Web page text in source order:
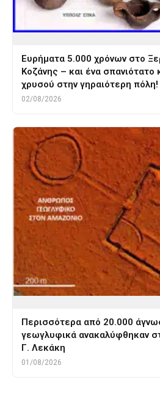
Ευρήματα 5.000 χρόνων στο
Κοζάνης – και ένα
χρυσού στην γηραιότερη πόλη!
02/08/2026
Περισσότερα από 20.000
γεωγλυφικά ανακαλύφθηκαν
Γ. Λεκάκη
01/08/2026